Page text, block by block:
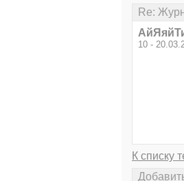
Re:
10 -
К списку